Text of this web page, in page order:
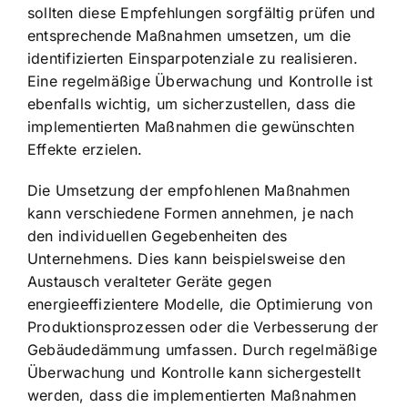
sollten diese Empfehlungen sorgfältig prüfen und
entsprechende Maßnahmen umsetzen, um die
identifizierten Einsparpotenziale zu realisieren.
Eine regelmäßige Überwachung und Kontrolle ist
ebenfalls wichtig, um sicherzustellen, dass die
implementierten Maßnahmen die gewünschten
Effekte erzielen.
Die Umsetzung der empfohlenen Maßnahmen
kann verschiedene Formen annehmen, je nach
den individuellen Gegebenheiten des
Unternehmens. Dies kann beispielsweise den
Austausch veralteter Geräte gegen
energieeffizientere Modelle, die Optimierung von
Produktionsprozessen oder die Verbesserung der
Gebäudedämmung umfassen. Durch regelmäßige
Überwachung und Kontrolle kann sichergestellt
werden, dass die implementierten Maßnahmen